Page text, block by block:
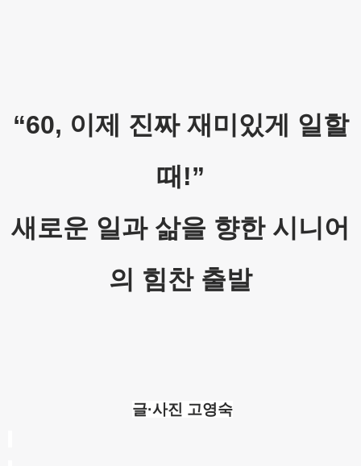
“60, 이제 진짜 재미있게 일할
때!”
새로운 일과 삶을 향한 시니어
의 힘찬 출발
글·사진 고영숙